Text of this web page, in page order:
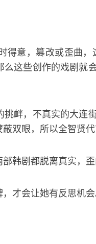
得意，篡改或歪曲
这些创作的戏剧
挑衅，不真实的大
双眼，所以全智贤代
韩剧都脱离真实，
才会让她有反思机会